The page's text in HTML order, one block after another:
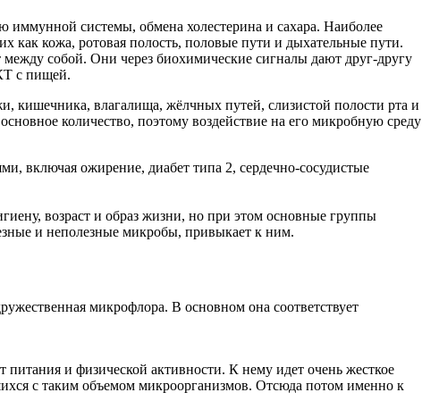
системы, обмена холестерина и сахара. Наиболее
как кожа, ротовая полость, половые пути и дыхательные пути.
собой. Они через биохимические сигналы дают друг-другу
с пищей.
, кишечника, влагалища, жёлчных путей, слизистой полости рта и
количество, поэтому воздействие на его микробную среду
включая ожирение, диабет типа 2, сердечно-сосудистые
возраст и образ жизни, но при этом основные группы
и неполезные микробы, привыкает к ним.
микрофлора. В основном она соответствует
питания и физической активности. К нему идет очень жесткое
с таким объемом микроорганизмов. Отсюда потом именно к